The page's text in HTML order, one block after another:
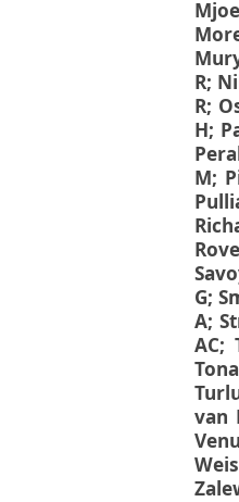
R;
R;
H;
M;
G;
A;
AC;
van